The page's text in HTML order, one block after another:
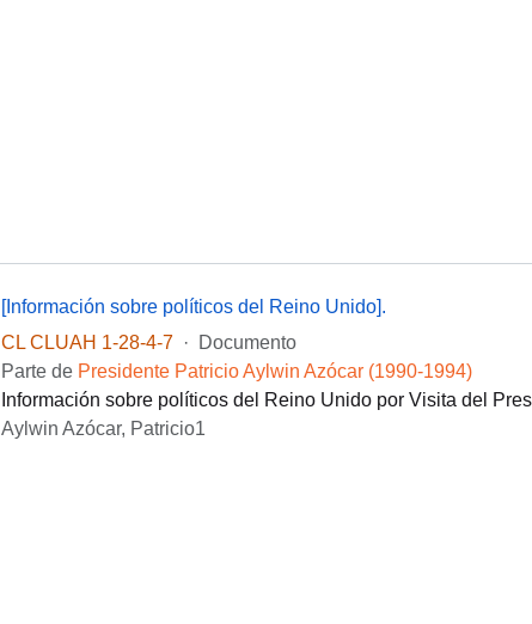
[Información sobre políticos del Reino Unido].
CL CLUAH 1-28-4-7
·
Documento
Parte de Presidente Patricio Aylwin Azócar (1990-1994)
Información sobre políticos del Reino Unido por Visita del
Aylwin Azócar, Patricio1